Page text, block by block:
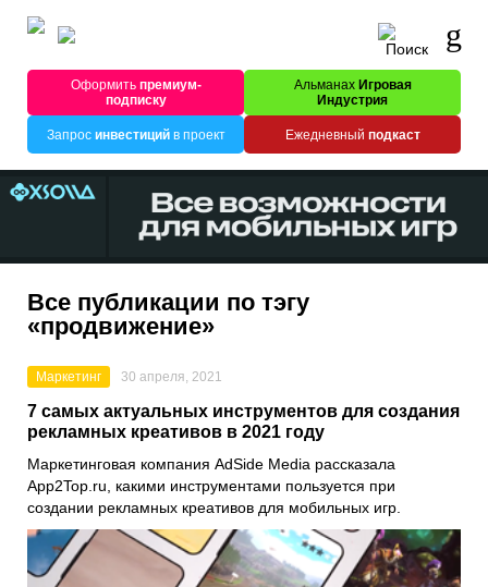
Оформитьпремиум-
подписку
Альманах Игровая
Индустрия
Запрос инвестицийв проект Ежедневный подкаст
Все публикации по тэгу
«продвижение»
Маркетинг 30 апреля, 2021
7 самых актуальных инструментов для создания
рекламных креативов в 2021 году
Маркетинговая компания AdSide Media рассказала
App2Top.ru , какими инструментами пользуется при
создании рекламных креативов для мобильных игр.